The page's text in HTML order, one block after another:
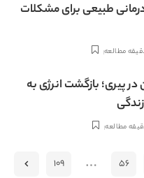
طبیعی برای مشکلات
پیری؛ بازگشت انرژی به
56
…
109